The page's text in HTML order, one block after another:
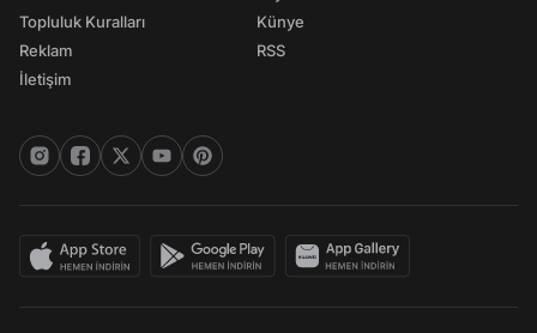
Topluluk Kuralları
Reklam
İletişim
Künye
RSS